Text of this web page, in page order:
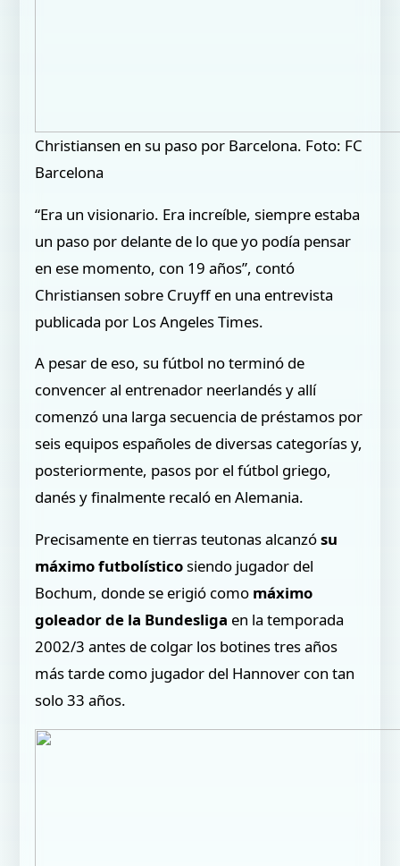
Christiansen en su paso por Barcelona. Foto: FC
Barcelona
“Era un visionario. Era increíble, siempre estaba
un paso por delante de lo que yo podía pensar
en ese momento, con 19 años”, contó
Christiansen sobre Cruyff en una entrevista
publicada por Los Angeles Times.
A pesar de eso, su fútbol no terminó de
convencer al entrenador neerlandés y allí
comenzó una larga secuencia de préstamos por
seis equipos españoles de diversas categorías y,
posteriormente, pasos por el fútbol griego,
danés y finalmente recaló en Alemania.
Precisamente en tierras teutonas alcanzósu
máximo futbolísticosiendo jugador del
Bochum, donde se erigió como máximo
goleador de la Bundesliga en la temporada
2002/3 antes de colgar los botines tres años
más tarde como jugador del Hannover con tan
solo 33 años.